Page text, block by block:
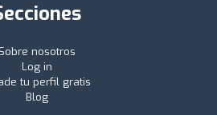
Sobre nosotros
Log in
tu perfil gratis
Blog